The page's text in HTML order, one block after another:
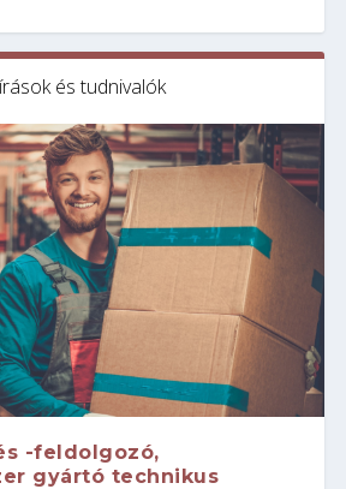
és tudnivalók
-feldolgozó,
gyártó technikus